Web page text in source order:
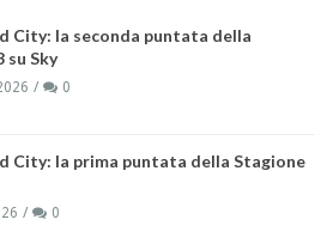
City: la seconda puntata della
su Sky
0
City: la prima puntata della Stagione
0